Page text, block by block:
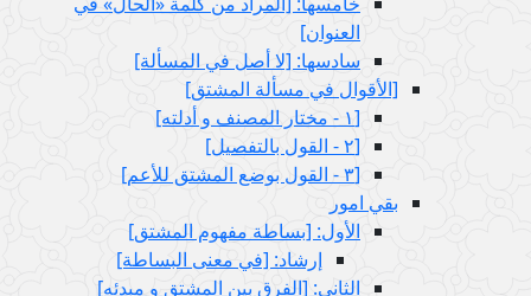
العنوان‏]
سادسها: [لا أصل في المسألة]
[الأقوال في مسألة المشتق‏]
[١ - مختار المصنف و أدلته‏]
[٢ - القول بالتفصيل‏]
[٣ - القول بوضع المشتق للأعم‏]
بقي امور
الأول: [بساطة مفهوم المشتق‏]
إرشاد: [في معنى البساطة]
الثاني: [الفرق بين المشتق و مبدئه‏]